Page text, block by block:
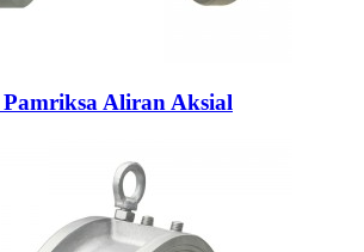
Aliran Aksial